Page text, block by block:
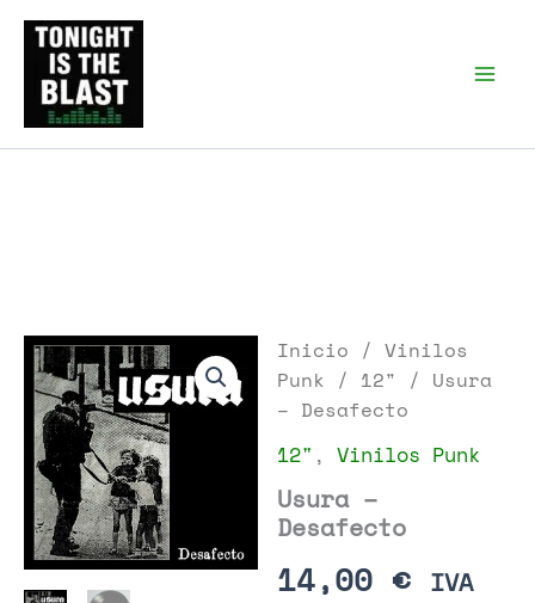
contenido
Inicio /Vinilos
Punk / 12" / Usura
– Desafecto
12" ,Vinilos Punk
Usura –
Desafecto
14,00 € IVA